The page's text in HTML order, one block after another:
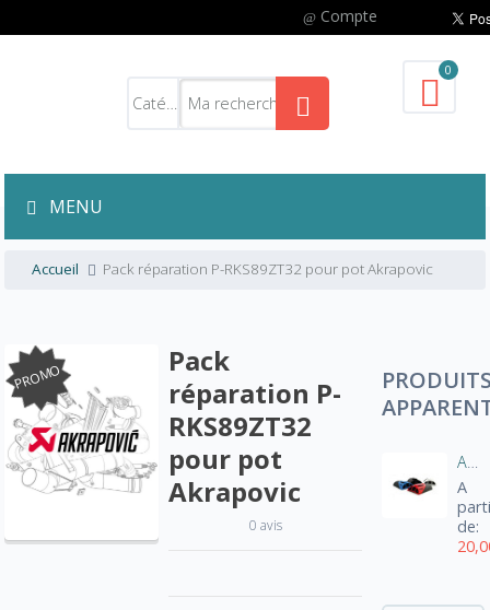
Compte
0
MENU
Accueil Pack réparation P-RKS89ZT32 pour pot Akrapovic
PROMO
Pack
réparation P-
RKS89ZT32
pour pot
Akrapovic
0 avis
Aération manche blouson moto
A
de: